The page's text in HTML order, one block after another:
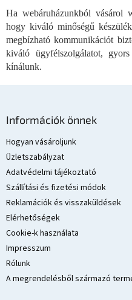
Ha webáruházunkból vásárol
hogy kiváló minőségű
megbízható kommunikációt
kiváló ügyfélszolgálatot,
kínálunk.
Információk önnek
Hogyan vásároljunk
Üzletszabályzat
Adatvédelmi tájékoztató
Szállítási és fizetési módok
Reklamációk és visszaküldések
Elérhetőségek
Cookie-k használata
Impresszum
Rólunk
A megrendelésből származó